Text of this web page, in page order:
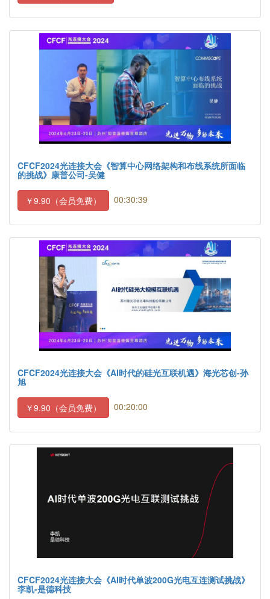
CFCF2024光连接大会《智算中心网络架构和布线系统所面临
的挑战》康普公司-吴健
￥9.90（会员免费） 00:30:39
CFCF2024光连接大会《AI时代的硅光互联机遇》海光芯创-孙
旭
￥9.90（会员免费） 00:20:00
CFCF2024光连接大会《AI时代单波200G光电互连测试挑战》
李凯-是德科技